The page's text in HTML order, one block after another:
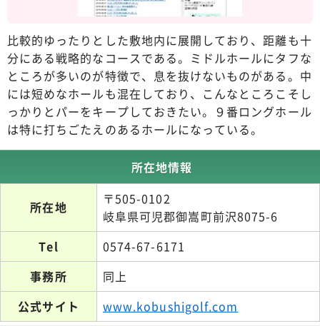
比較的ゆったりとした敷地内に展開しており、距離も十
分にある戦略的なコースである。ミドルホールにタフな
ところが多いのが特徴で、息を抜けないものがある。中
には短めなホールも混在しており、こんなところこそし
っかりとパーをキープしておきたい。９番ロングホール
は特に打ちごたえのあるホールになっている。
所在地情報
所在地
〒505-0102
岐阜県可児郡御嵩町前沢8075-6
Tel
0574-67-6171
事務所
同上
公式サイト
www.kobushigolf.com